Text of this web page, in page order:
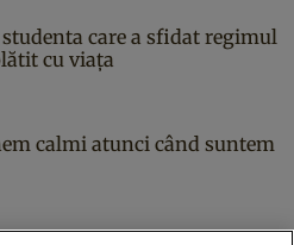
care a sfidat regimul
cu viața
calmi atunci când suntem